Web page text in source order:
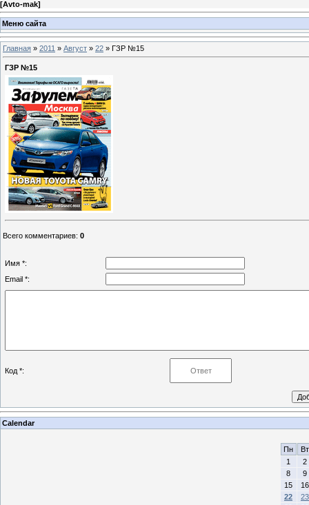
[Avto-mak]
Меню сайта
Главная » 2011 » Август » 22 » ГЗР №15
ГЗР №15
Всего комментариев: 0
Имя *:
Email *:
Код *:
Calendar
Пн
Вт
1
2
8
9
15
16
22
23